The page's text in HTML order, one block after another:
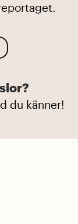
du känner!